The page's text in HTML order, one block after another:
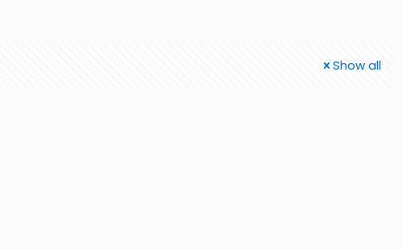
Show all